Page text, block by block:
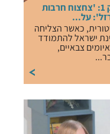
פרק 1: 'צחצוח חרבות
על...
כאשר הצליחה
ישראל להתמודד
צבאיים,